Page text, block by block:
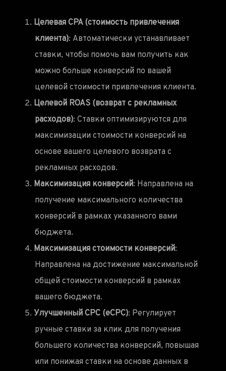
Целевая CPA (стоимость привлечения
клиента): Автоматически устанавливает
ставки, чтобы помочь вам получить как
можно больше конверсий по вашей
целевой стоимости привлечения клиента.
Целевой ROAS (возврат с рекламных
расходов): Ставки оптимизируются для
максимизации стоимости конверсий на
основе вашего целевого возврата с
рекламных расходов.
Максимизация конверсий: Направлена на
получение максимального количества
конверсий в рамках указанного вами
бюджета.
Максимизация стоимости конверсий:
Направлена на достижение максимальной
общей стоимости конверсий в рамках
вашего бюджета.
Улучшенный CPC (eCPC): Регулирует
ручные ставки за клик для получения
большего количества конверсий, повышая
или понижая ставки на основе данных в